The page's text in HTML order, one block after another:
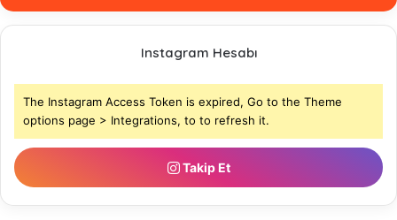
Instagram Hesabı
The Instagram Access Token is expired, Go to the Theme
options page > Integrations, to to refresh it.
Takip Et